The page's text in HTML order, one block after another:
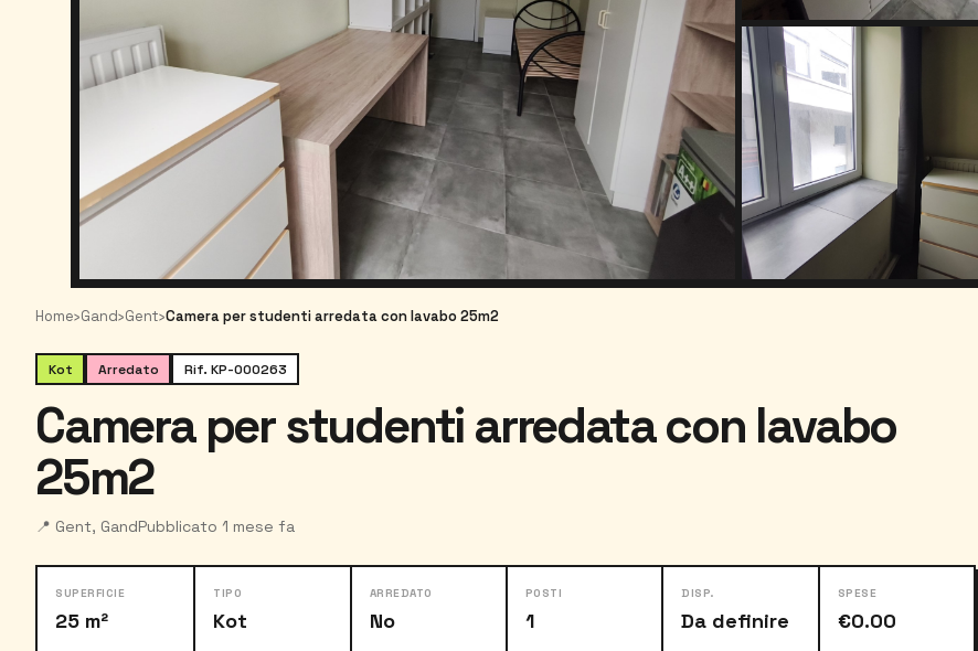
Home›Gand›Gent›Camera per studenti arredata con lavabo 25m2
Kot Arredato Rif. KP-000263
Camera per studenti arredata con lavabo
25m2
📍 Gent, GandPubblicato 1 mese fa
SUPERFICIE
25 m²
TIPO
Kot
ARREDATO
No
POSTI
1
DISP.
Da definire
SPESE
€0.00